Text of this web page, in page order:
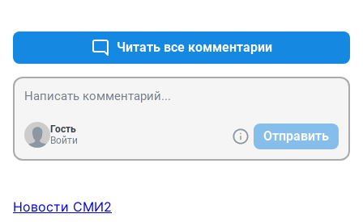
оставшихся! О какой повышаемости рождймости
говорить, Для чего рожать детей, чтоб они гробили
свои жизнь как рабсила
Читать все комментарии
Гость
Войти
Отправить
Новости СМИ2